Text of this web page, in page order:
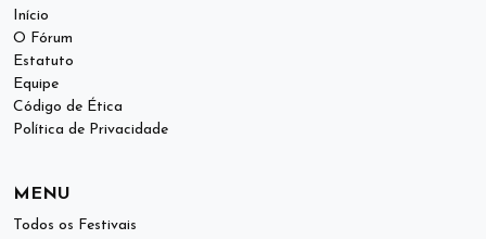
Início
O Fórum
Estatuto
Equipe
Código de Ética
Política de Privacidade
MENU
Todos os Festivais